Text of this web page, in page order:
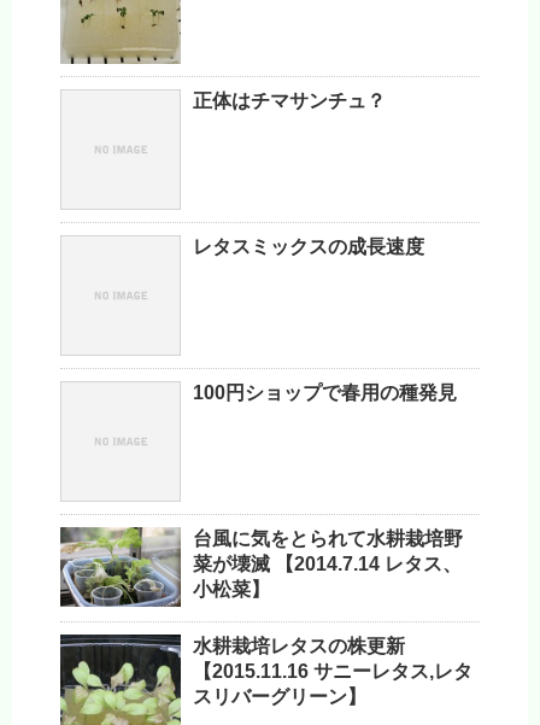
正体はチマサンチュ？
レタスミックスの成長速度
100円ショップで春用の種発見
台風に気をとられて水耕栽培野
菜が壊滅 【2014.7.14 レタス、
小松菜】
水耕栽培レタスの株更新
【2015.11.16 サニーレタス,レタ
スリバーグリーン】